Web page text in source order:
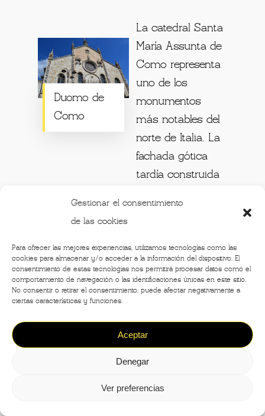
Gestionar el consentimiento
de las cookies
Para ofrecer las mejores experiencias, utilizamos tecnologías como las
cookies para almacenar y/o acceder a la información del dispositivo. El
consentimiento de estas tecnologías nos permitirá procesar datos como el
comportamiento de navegación o las identificaciones únicas en este sitio.
No consentir o retirar el consentimiento, puede afectar negativamente a
ciertas características y funciones.
Aceptar
Denegar
Ver preferencias
Duomo de
Como
La catedral Santa
María Assunta de
Como representa
uno de los
monumentos
más notables del
norte de Italia. La
fachada gótica
tardía construida
La iglesia mayor está alineada con el
brolettoy la torre cívica, donde se
encuentran las campanas, separadas
de la iglesia.
La campana cívica suena a mediodía
de lunes a viernes: después del
campana histórica más grande de